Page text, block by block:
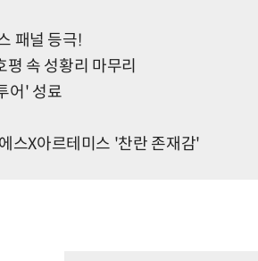
패널 등극!
속 성황리 마무리
어' 성료
X아르테미스 '찬란 존재감'